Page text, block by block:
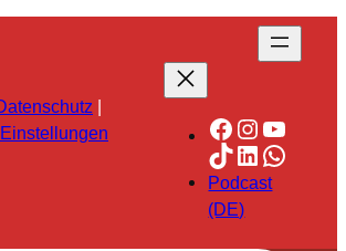
|
Facebook
TikTok
LinkedIn
Podcast
(DE)